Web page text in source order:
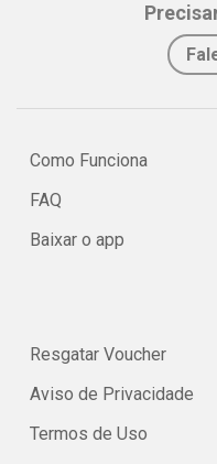
Como Funciona
FAQ
Baixar o app
Resgatar Voucher
Aviso de Privacidade
Termos de Uso